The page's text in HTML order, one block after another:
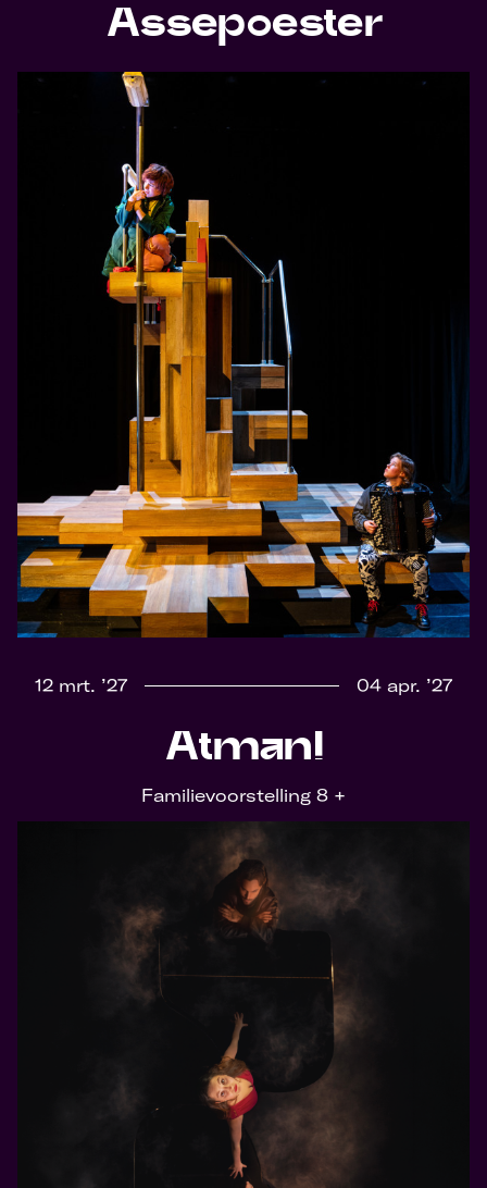
Assepoester
12 mrt. ’27 04 apr. ’27
Atman!
Familievoorstelling 8 +